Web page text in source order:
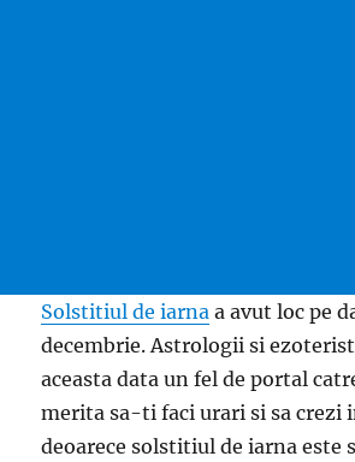
Solstitiul de iarna a avut loc pe
decembrie. Astrologii si
aceasta data un fel de portal
merita sa-ti faci urari si sa crezi
deoarece solstitiul de iarna este